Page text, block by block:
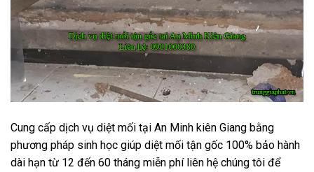
Cung cấp dịch vụ diệt mối tại An Minh kiên Giang bằng
phương pháp sinh học giúp diệt mối tận gốc 100% bảo hành
dài hạn từ 12 đến 60 tháng miễn phí liên hệ chúng tôi để